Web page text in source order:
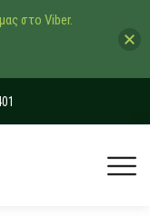
στο Viber.